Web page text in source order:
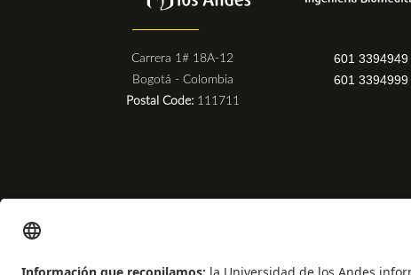
Carrera 1# 18A-12
Bogotá - Colombia
Postal Code: 111711
601 3394949
601 3394999